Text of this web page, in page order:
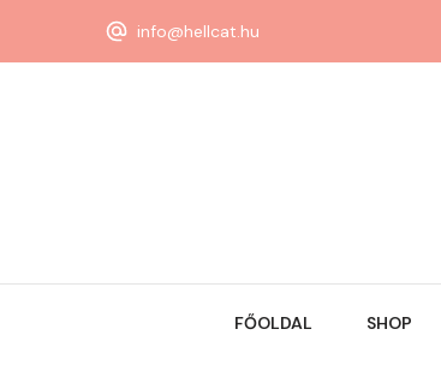
info@hellcat.hu
FŐOLDAL SHOP